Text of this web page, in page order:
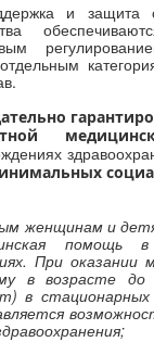
и защита
женщинам и
помощь
При оказании
в возрасте
в стационарных